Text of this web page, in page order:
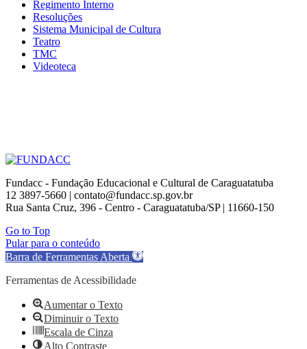
Regimento Interno
Resoluções
Sistema Municipal de Cultura
Teatro
TMC
Videoteca
Fundacc - Fundação Educacional e Cultural de Caraguatatuba
12 3897-5660 | contato@fundacc.sp.gov.br
Rua Santa Cruz, 396 - Centro - Caraguatatuba/SP | 11660-150
Go to Top
Pular para o conteúdo
Barra de Ferramentas Aberta
Ferramentas de Acessibilidade
Aumentar o Texto
Diminuir o Texto
Escala de Cinza
Alto Contraste